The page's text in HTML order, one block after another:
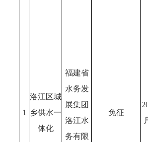
1
洛江区城
乡供水一
体化
福建省
水务发
展集团
洛江水
务有限
免征